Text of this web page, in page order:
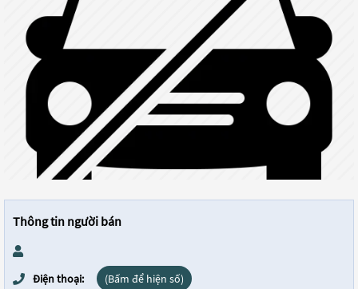
Thông tin người bán
Điện thoại: (Bấm để hiện số)